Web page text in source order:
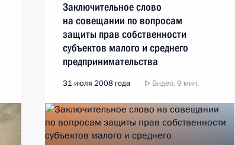
Заключительное слово
на совещании по вопросам
защиты прав собственности
субъектов малого и среднего
предпринимательства
31 июля 2008 года Видео, 9 мин.